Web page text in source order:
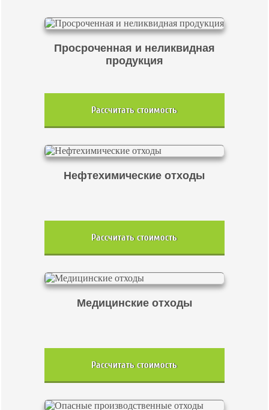
Просроченная и неликвидная
продукция
Рассчитать стоимость
Нефтехимические отходы
Рассчитать стоимость
Медицинские отходы
Рассчитать стоимость